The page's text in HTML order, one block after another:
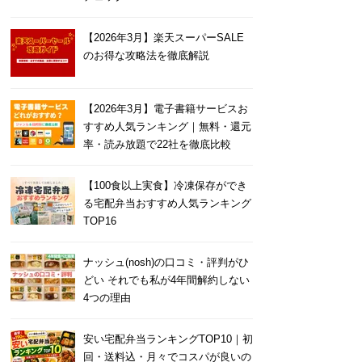
【2026年3月】楽天スーパーSALE
のお得な攻略法を徹底解説
【2026年3月】電子書籍サービスお
すすめ人気ランキング｜無料・還元
率・読み放題で22社を徹底比較
【100食以上実食】冷凍保存ができ
る宅配弁当おすすめ人気ランキング
TOP16
ナッシュ(nosh)の口コミ・評判がひ
どい それでも私が4年間解約しない
4つの理由
安い宅配弁当ランキングTOP10｜初
回・送料込・月々でコスパが良いの